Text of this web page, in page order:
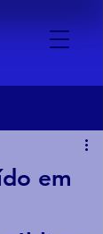
em